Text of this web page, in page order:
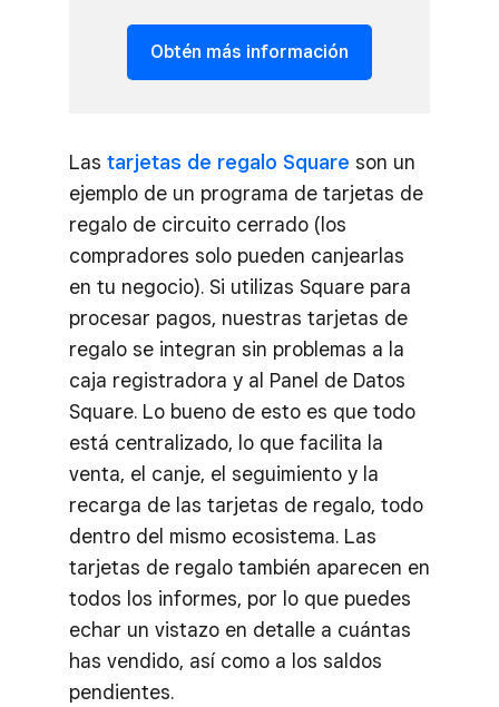
Obtén más información
Las tarjetas de regalo Square son un
ejemplo de un programa de tarjetas de
regalo de circuito cerrado (los
compradores solo pueden canjearlas
en tu negocio). Si utilizas Square para
procesar pagos, nuestras tarjetas de
regalo se integran sin problemas a la
caja registradora y al Panel de Datos
Square. Lo bueno de esto es que todo
está centralizado, lo que facilita la
venta, el canje, el seguimiento y la
recarga de las tarjetas de regalo, todo
dentro del mismo ecosistema. Las
tarjetas de regalo también aparecen en
todos los informes, por lo que puedes
echar un vistazo en detalle a cuántas
has vendido, así como a los saldos
pendientes.